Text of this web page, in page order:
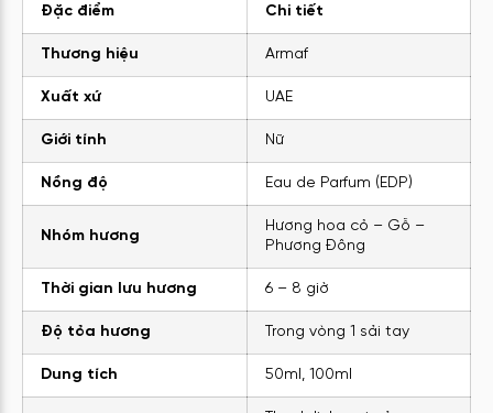
Đặc điểm Chi tiết
Thương hiệu Armaf
Xuất xứ UAE
Giới tính Nữ
Nồng độ Eau de Parfum (EDP)
Nhóm hương
Hương hoa cỏ – Gỗ –
Phương Đông
Thời gian lưu hương 6 – 8 giờ
Độ tỏa hương Trong vòng 1 sải tay
Dung tích 50ml, 100ml